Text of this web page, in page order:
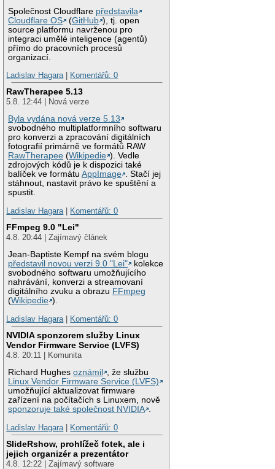
Společnost Cloudflare představila
Cloudflare OS
(GitHub ), tj. open
source platformu navrženou pro
integraci umělé inteligence (agentů)
přímo do pracovních procesů
organizací.
Ladislav Hagara| Komentářů: 0
RawTherapee 5.13
5.8. 12:44 | Nová verze
Byla vydána nová verze 5.13
svobodného multiplatformního softwaru
pro konverzi a zpracování digitálních
fotografií primárně ve formátů RAW
RawTherapee (Wikipedie ). Vedle
zdrojových kódů je k dispozici také
balíček ve formátuAppImage . Stačí jej
stáhnout, nastavit právo ke spuštění a
spustit.
Ladislav Hagara| Komentářů: 0
FFmpeg 9.0 "Lei"
4.8. 20:44 | Zajímavý článek
Jean-Baptiste Kempf na svém blogu
představil novou verzi 9.0 "Lei"
kolekce
svobodného softwaru umožňujícího
nahrávání, konverzi a streamovaní
digitálního zvuku a obrazu FFmpeg
(Wikipedie ).
Ladislav Hagara| Komentářů: 0
NVIDIA sponzorem služby Linux
Vendor Firmware Service (LVFS)
4.8. 20:11 | Komunita
Richard Hughesoznámil
, že službu
Linux Vendor Firmware Service (LVFS)
umožňující aktualizovat firmware
zařízení na počítačích s Linuxem, nově
sponzoruje také společnost NVIDIA .
Ladislav Hagara| Komentářů: 0
SlideRshow, prohlížeč fotek, ale i
jejich organizér a prezentátor
4.8. 12:22 | Zajímavý software